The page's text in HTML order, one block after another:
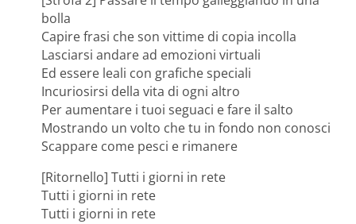
bolla
Capire frasi che son vittime di copia incolla
Lasciarsi andare ad emozioni virtuali
Ed essere leali con grafiche speciali
Incuriosirsi della vita di ogni altro
Per aumentare i tuoi seguaci e fare il salto
Mostrando un volto che tu in fondo non conosci
Scappare come pesci e rimanere
[Ritornello] Tutti i giorni in rete
Tutti i giorni in rete
Tutti i giorni in rete